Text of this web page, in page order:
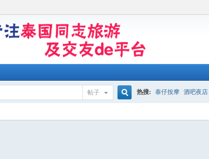
帖子 热搜: 泰仔按摩 酒吧夜店